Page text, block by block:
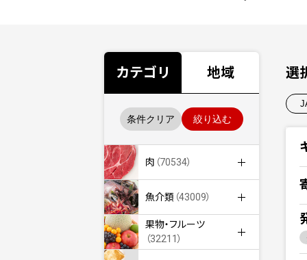
カテゴリ 地域
条件クリア 絞り込む
肉 （70534）
魚介類 （43009）
果物・フルーツ
（32211）
選